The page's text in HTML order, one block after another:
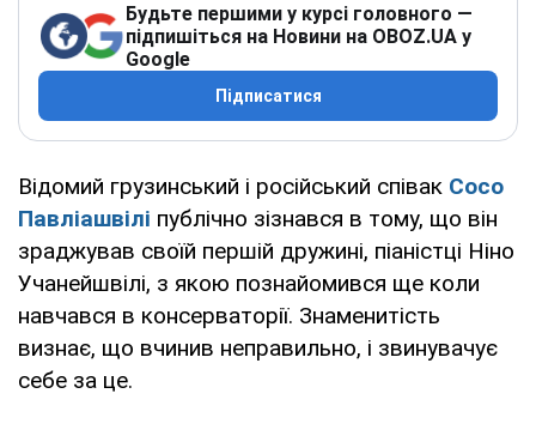
Будьте першими у курсі головного —
підпишіться на Новини на OBOZ.UA у
Google
Підписатися
Відомий грузинський і російський співак Сосо
Павліашвілі публічно зізнався в тому, що він
зраджував своїй першій дружині, піаністці Ніно
Учанейшвілі, з якою познайомився ще коли
навчався в консерваторії. Знаменитість
визнає, що вчинив неправильно, і звинувачує
себе за це.